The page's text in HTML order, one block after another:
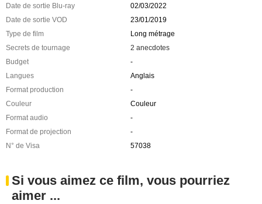
Date de sortie Blu-ray
02/03/2022
Date de sortie VOD
23/01/2019
Type de film
Long métrage
Secrets de tournage
2 anecdotes
Budget
-
Langues
Anglais
Format production
-
Couleur
Couleur
Format audio
-
Format de projection
-
N° de Visa
57038
Si vous aimez ce film, vous pourriez
aimer ...